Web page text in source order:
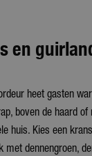
en
heet gasten
boven de haard of
huis. Kies een
met dennengroen,